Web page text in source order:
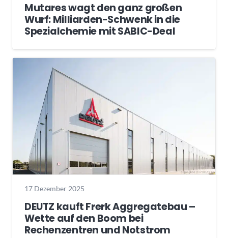
Mutares wagt den ganz großen
Wurf: Milliarden-Schwenk in die
Spezialchemie mit SABIC-Deal
17 Dezember 2025
DEUTZ kauft Frerk Aggregatebau –
Wette auf den Boom bei
Rechenzentren und Notstrom